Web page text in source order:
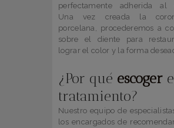
perfectamente adherida al
Una vez creada la
porcelana, procederemos a
sobre el diente para
lograr el color y la forma
¿Por qué escoger
tratamiento?
Nuestro equipo de
los encargados de